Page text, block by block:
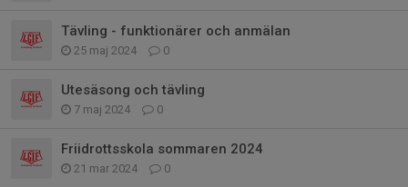
Tävling - funktionärer och anmälan
25 maj 2024 0
Utesäsong och tävling
7 maj 2024 0
Friidrottsskola sommaren 2024
21 mar 2024 0